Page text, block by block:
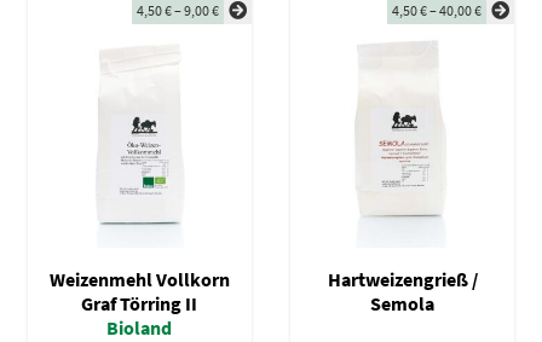
4,50€–9,00€
Weizenmehl Vollkorn
Graf Törring II
Bioland
4,50€–40,00€
Hartweizengrieß /
Semola